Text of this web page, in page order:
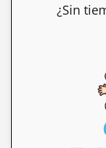
¿Sin